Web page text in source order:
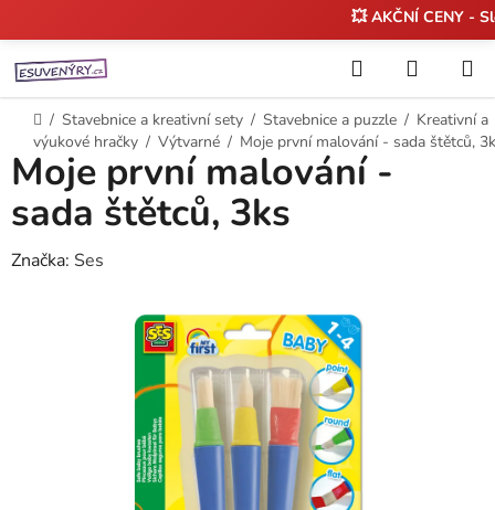
na
obsah
💥 AKČNÍ CENY -
Hledat
KOŠÍK
Domů
/ Stavebnice a kreativní sety / Stavebnice a puzzle / Kreativní a
výukové hračky / Výtvarné / Moje první malování - sada štětců,
Moje první malování -
sada štětců, 3ks
Značka: Ses